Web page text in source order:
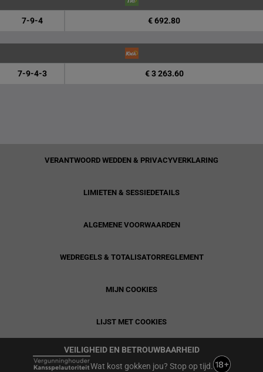
7-9-4 € 692.80
7-9-4-3 € 3 263.60
VERANTWOORD WEDDEN & PRIVACYVERKLARING
LIMIETEN & SESSIEDETAILS
ALGEMENE VOORWAARDEN
WEDREGELS & TOTALISATORREGLEMENT
MIJN COOKIES
LIJST MET COOKIES
VEILIGHEID EN BETROUWBAARHEID
Wat kost gokken jou? Stop op tijd.